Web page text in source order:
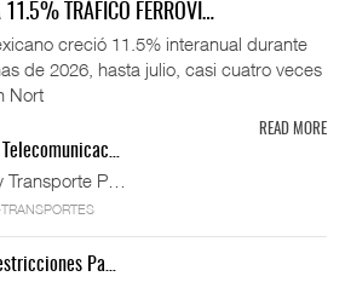
11.5% TRÁFICO FERROVI…
creció 11.5% interanual durante
de 2026, hasta julio, casi cuatro veces
Nort
READ MORE
Transporte P…
Pa…